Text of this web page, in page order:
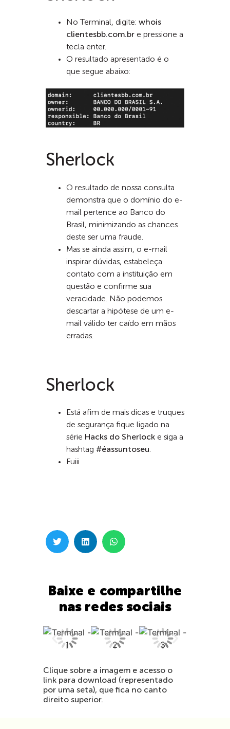
No Terminal, digite: whois
clientesbb.com.br e pressione a
tecla enter.
O resultado apresentado é o
que segue abaixo:
Sherlock
O resultado de nossa consulta
demonstra que o domínio do e-
mail pertence ao Banco do
Brasil, minimizando as chances
deste ser uma fraude.
Mas se ainda assim, o e-mail
inspirar dúvidas, estabeleça
contato com a instituição em
questão e confirme sua
veracidade. Não podemos
descartar a hipótese de um e-
mail válido ter caído em mãos
erradas.
Sherlock
Está afim de mais dicas e truques
de segurança fique ligado na
série Hacks do Sherlock e siga a
hashtag #éassuntoseu.
Fuiii
Baixe e compartilhe
nas redes sociais
Clique sobre a imagem e acesso o
link para download (representado
por uma seta), que fica no canto
direito superior.